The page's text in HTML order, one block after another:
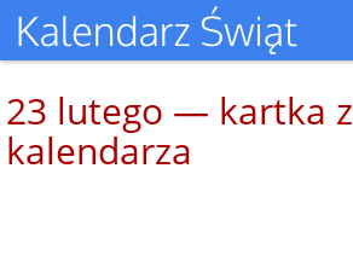
23 lutego — kartka z
kalendarza